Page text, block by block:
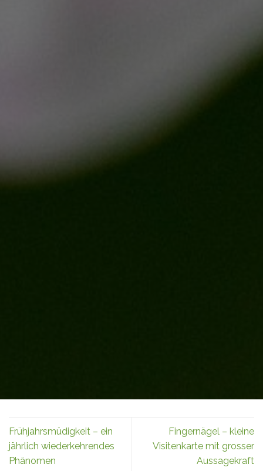
Frühjahrsmüdigkeit – ein
jährlich wiederkehrendes
Phänomen
Fingernägel – kleine
Visitenkarte mit grosser
Aussagekraft